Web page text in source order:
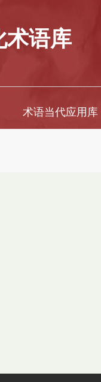
术语库
术语当代应用库